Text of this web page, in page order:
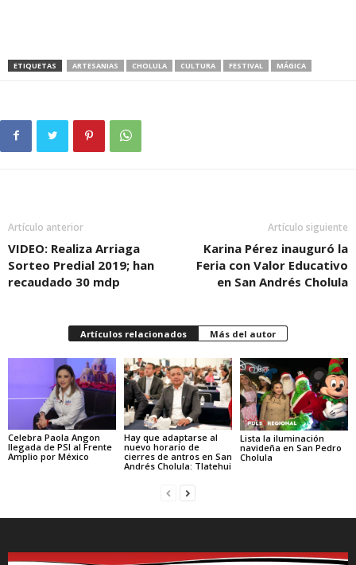
ETIQUETAS ARTESANIAS CHOLULA CULTURA FESTIVAL MÁGICA
Artículo anterior
VIDEO: Realiza Arriaga
Sorteo Predial 2019; han
recaudado 30 mdp
Artículo siguiente
Karina Pérez inauguró la
Feria con Valor Educativo
en San Andrés Cholula
Artículos relacionados Más del autor
Celebra Paola Angon
llegada de PSI al Frente
Amplio por México
Hay que adaptarse al
nuevo horario de
cierres de antros en San
Andrés Cholula: Tlatehui
Lista la iluminación
navideña en San Pedro
Cholula